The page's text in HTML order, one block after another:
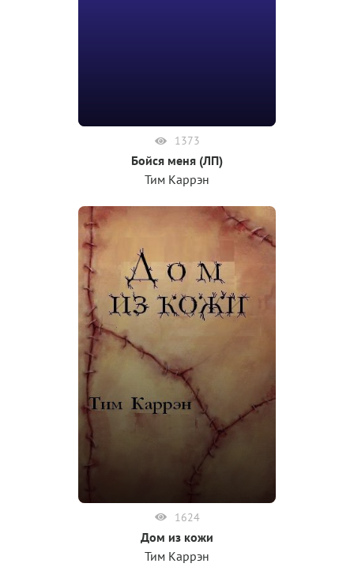
1373
Бойся меня (ЛП)
Тим Каррэн
1624
Дом из кожи
Тим Каррэн